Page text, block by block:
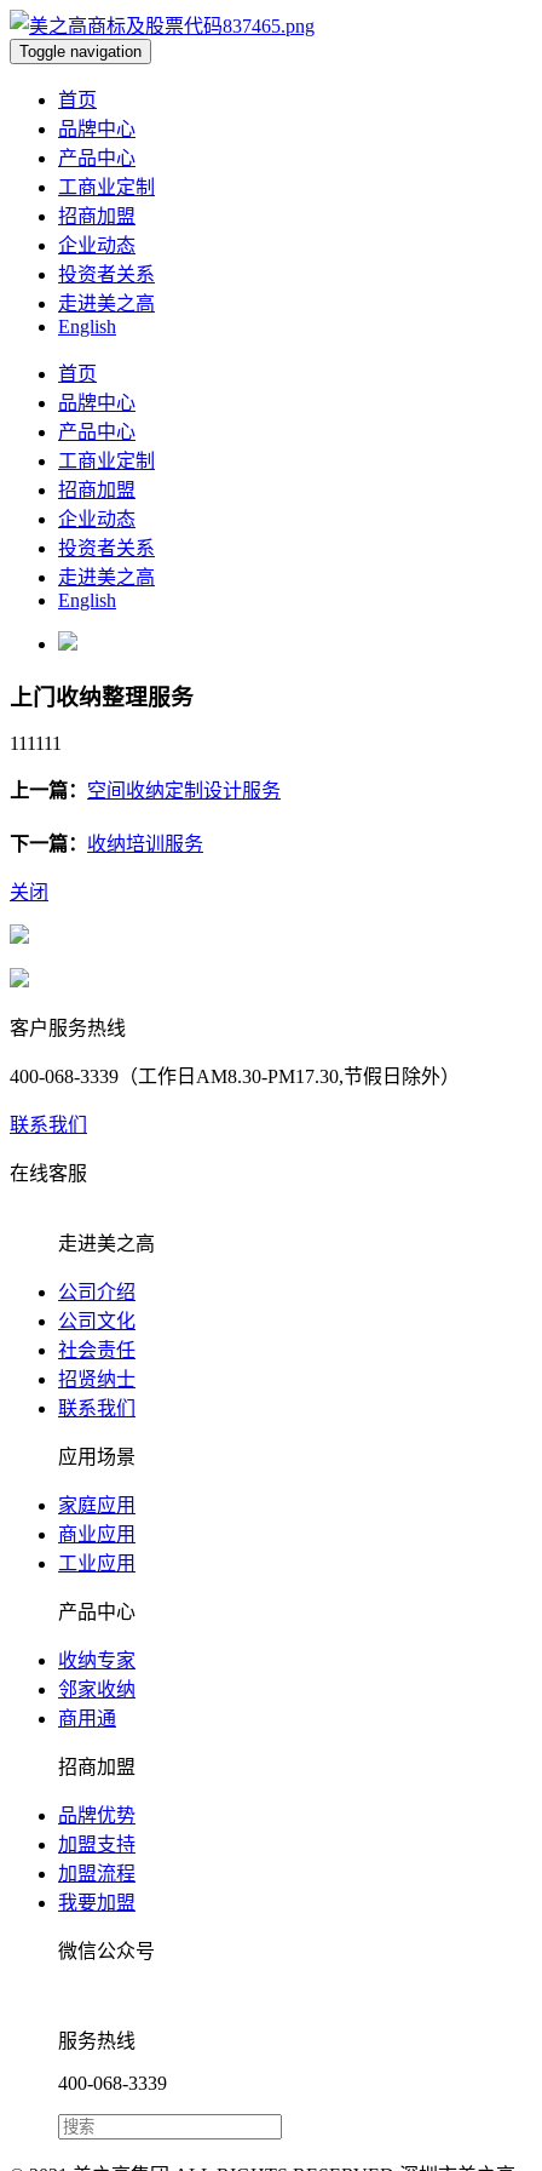
Toggle navigation
首页
品牌中心
产品中心
工商业定制
招商加盟
企业动态
投资者关系
走进美之高
English
首页
品牌中心
产品中心
工商业定制
招商加盟
企业动态
投资者关系
走进美之高
English
上门收纳整理服务
111111
上一篇： 空间收纳定制设计服务
下一篇： 收纳培训服务
关闭
客户服务热线
400-068-3339（工作日AM8.30-PM17.30,节假日除外）
联系我们
在线客服
走进美之高
公司介绍
公司文化
社会责任
招贤纳士
联系我们
应用场景
家庭应用
商业应用
工业应用
产品中心
收纳专家
邻家收纳
商用通
招商加盟
品牌优势
加盟支持
加盟流程
我要加盟
微信公众号
服务热线
400-068-3339